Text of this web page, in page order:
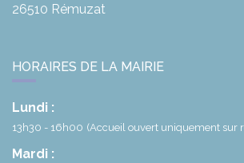
26510 Rémuzat
HORAIRES DE LA MAIRIE
Lundi :
13h30 - 16h00 (Accueil ouvert uniquement sur
Mardi :